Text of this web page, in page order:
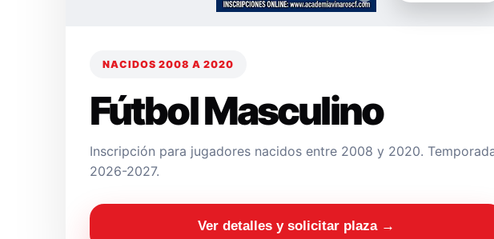
NACIDOS 2008 A 2020
Fútbol Masculino
Inscripción para jugadores nacidos entre 2008 y 2020.
2026-2027.
Ver detalles y solicitar plaza →